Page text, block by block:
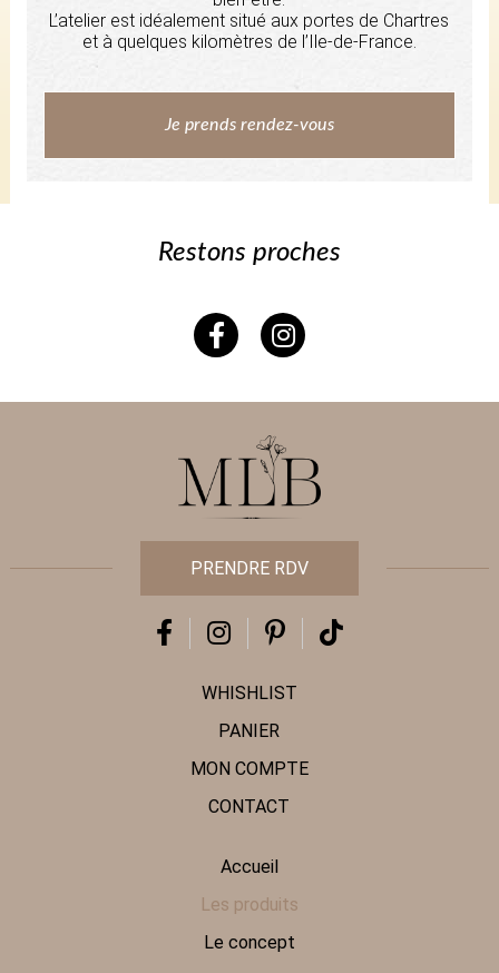
L’atelier est idéalement situé aux portes de Chartres
et à quelques kilomètres de l’Ile-de-France.
Je prends rendez-vous
Restons proches
PRENDRE RDV
WHISHLIST
PANIER
MON COMPTE
CONTACT
Accueil
Les produits
Le concept